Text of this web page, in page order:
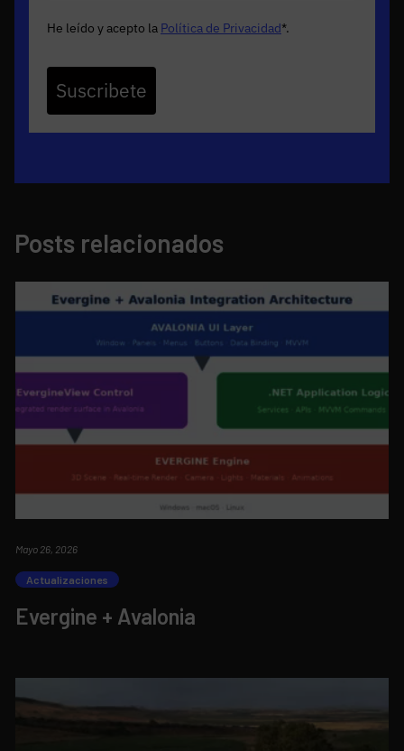
He leído y acepto la Política de Privacidad*.
Suscribete
Posts relacionados
Mayo 26, 2026
Actualizaciones
Evergine + Avalonia